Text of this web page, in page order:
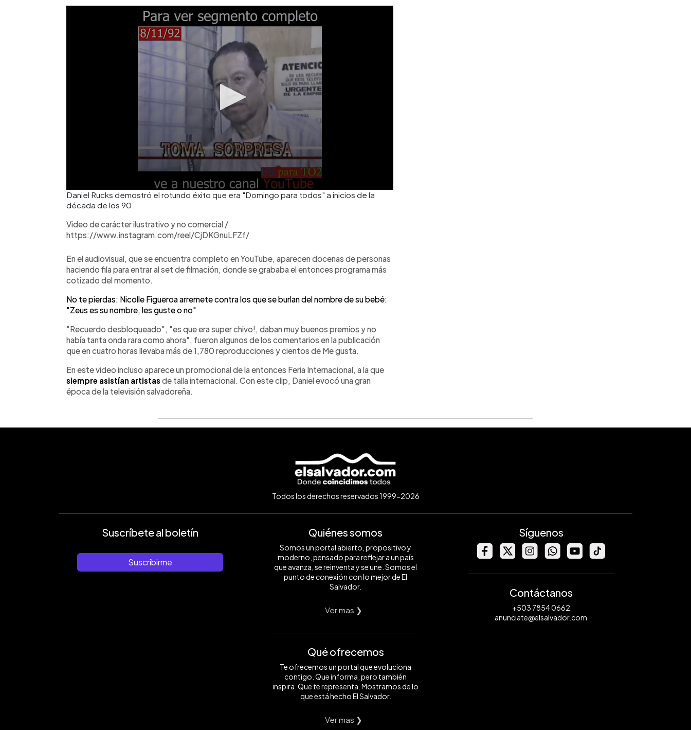
Daniel Rucks demostró el rotundo éxito que era "Domingo para todos" a inicios de la
década de los 90.
Video de carácter ilustrativo y no comercial /
https://www.instagram.com/reel/CjDKGnuLFZf/
En el audiovisual, que se encuentra completo en YouTube, aparecen docenas de personas
haciendo fila para entrar al set de filmación, donde se grababa el entonces programa más
cotizado del momento.
No te pierdas: Nicolle Figueroa arremete contra los que se burlan del nombre de su bebé:
"Zeus es su nombre, les guste o no"
"Recuerdo desbloqueado", "es que era super chivo!, daban muy buenos premios y no
había tanta onda rara como ahora", fueron algunos de los comentarios en la publicación
que en cuatro horas llevaba más de 1,780 reproducciones y cientos de Me gusta.
En este video incluso aparece un promocional de la entonces Feria Internacional, a la que
siempre asistían artistas de talla internacional. Con este clip, Daniel evocó una gran
época de la televisión salvadoreña.
Todos los derechos reservados 1999-2026
Suscríbete al boletín
Suscribirme
Quiénes somos
Somos un portal abierto, propositivo y
moderno, pensado para reflejar a un país
que avanza, se reinventa y se une. Somos el
punto de conexión con lo mejor de El
Salvador.
Ver mas ❯
Qué ofrecemos
Te ofrecemos un portal que evoluciona
contigo. Que informa, pero también
inspira. Que te representa. Mostramos de lo
que está hecho El Salvador.
Ver mas ❯
Síguenos
Contáctanos
+503 7854 0662
anunciate@elsalvador.com